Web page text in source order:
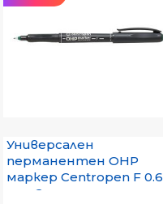
Универсален
перманентен OHP
маркер Centropen F 0.6
mm Зелен